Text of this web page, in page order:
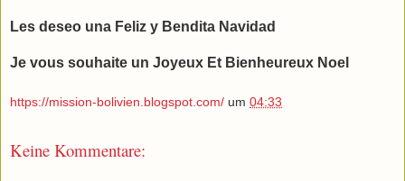
Les deseo una Feliz y Bendita Navidad
Je vous souhaite un Joyeux Et Bienheureux Noel
https://mission-bolivien.blogspot.com/ um 04:33
Keine Kommentare: